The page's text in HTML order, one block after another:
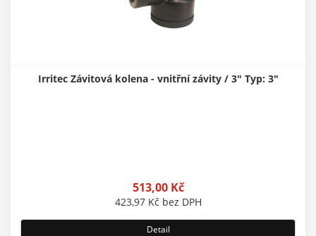
Irritec Závitová kolena - vnitřní závity / 3" Typ: 3"
513,00 Kč
423,97 Kč bez DPH
Detail